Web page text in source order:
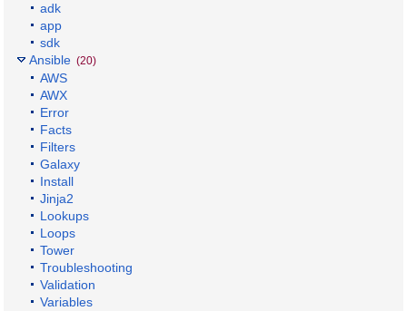
adk
app
sdk
Ansible (20)
AWS
AWX
Error
Facts
Filters
Galaxy
Install
Jinja2
Lookups
Loops
Tower
Troubleshooting
Validation
Variables